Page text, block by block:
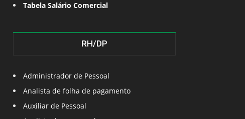
Tabela Salário Comercial
RH/DP
Administrador de Pessoal
Analista de folha de pagamento
Auxiliar de Pessoal